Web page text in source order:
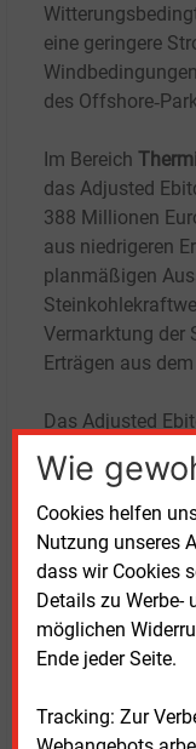
Wie
Cookies helfen
Nutzung unseres
dass wir Cookies
Details zu Werbe-
möglichen
Ende jeder Seite.
Tracking: Zur
eine geringere
des
Im Bereich
das Adjusted
388 Millionen
aus niedrigeren
planmäßigen
Vermarktung der
Erträgen aus
Das Adjusted
Infrastruktur
für
Quartal bei 143
damit im
120 Millionen
In Millionen Euro
Adjusted Ebitda